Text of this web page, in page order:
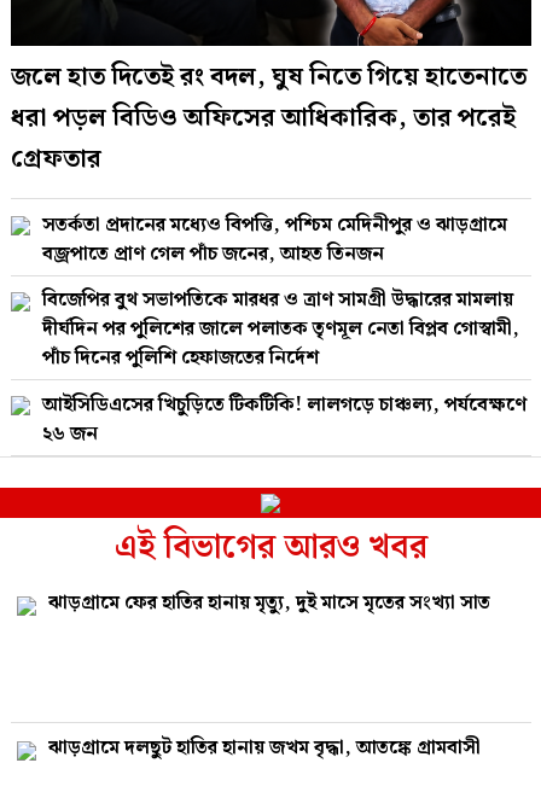
জলে হাত দিতেই রং বদল, ঘুষ নিতে গিয়ে হাতেনাতে
ধরা পড়ল বিডিও অফিসের আধিকারিক, তার পরেই
গ্রেফতার
সতর্কতা প্রদানের মধ্যেও বিপত্তি, পশ্চিম মেদিনীপুর ও ঝাড়গ্রামে
বজ্রপাতে প্রাণ গেল পাঁচ জনের, আহত তিনজন
বিজেপির বুথ সভাপতিকে মারধর ও ত্রাণ সামগ্রী উদ্ধারের মামলায়
দীর্ঘদিন পর পুলিশের জালে পলাতক তৃণমূল নেতা বিপ্লব গোস্বামী,
পাঁচ দিনের পুলিশি হেফাজতের নির্দেশ
আইসিডিএসের খিচুড়িতে টিকটিকি! লালগড়ে চাঞ্চল্য, পর্যবেক্ষণে
২৬ জন
এই বিভাগের আরও খবর
ঝাড়গ্রামে ফের হাতির হানায় মৃত্যু, দুই মাসে মৃতের সংখ্যা সাত
ঝাড়গ্রামে দলছুট হাতির হানায় জখম বৃদ্ধা, আতঙ্কে গ্রামবাসী